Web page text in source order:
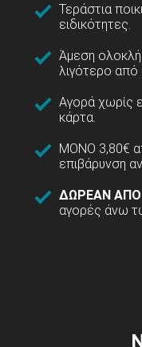
Τεράστια
ειδικότητες.
Άμεση
λιγότερο από
Αγορά χωρίς
κάρτα.
ΜΟΝΟ 3,80€
επιβάρυνση
ΔΩΡΕΑΝ
αγορές άνω